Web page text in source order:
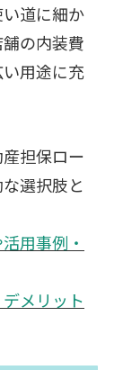
道に細か
の内装費
用途に充
担保ロー
選択肢と
用事例・
メリット